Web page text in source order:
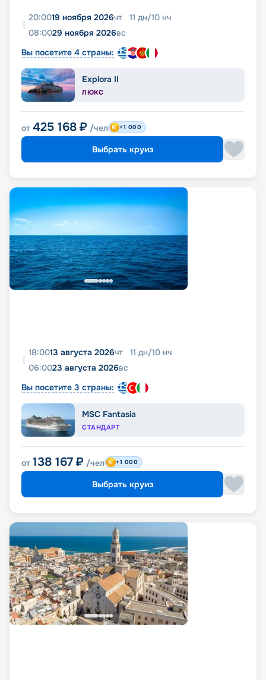
20:0019 ноября 2026чт 11 дн/10 нч
08:0029 ноября 2026вс
Вы посетите 4 страны:
Explora II
ЛЮКС
от 425 168 ₽ /чел +1 000
Выбрать круиз
18:0013 августа 2026чт 11 дн/10 нч
06:0023 августа 2026вс
Вы посетите 3 страны:
MSC Fantasia
СТАНДАРТ
от 138 167 ₽ /чел +1 000
Выбрать круиз